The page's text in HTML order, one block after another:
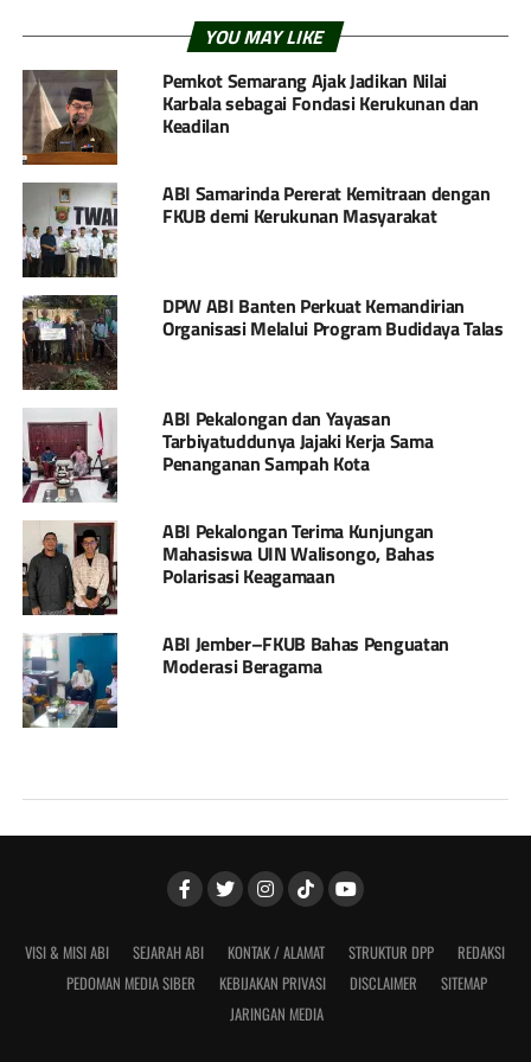
YOU MAY LIKE
Pemkot Semarang Ajak Jadikan Nilai
Karbala sebagai Fondasi Kerukunan dan
Keadilan
ABI Samarinda Pererat Kemitraan dengan
FKUB demi Kerukunan Masyarakat
DPW ABI Banten Perkuat Kemandirian
Organisasi Melalui Program Budidaya Talas
ABI Pekalongan dan Yayasan
Tarbiyatuddunya Jajaki Kerja Sama
Penanganan Sampah Kota
ABI Pekalongan Terima Kunjungan
Mahasiswa UIN Walisongo, Bahas
Polarisasi Keagamaan
ABI Jember–FKUB Bahas Penguatan
Moderasi Beragama
VISI & MISI ABI SEJARAH ABI KONTAK / ALAMAT STRUKTUR DPP
REDAKSI
PEDOMAN MEDIA SIBER
KEBIJAKAN PRIVASI DISCLAIMER
SITEMAP
JARINGAN MEDIA